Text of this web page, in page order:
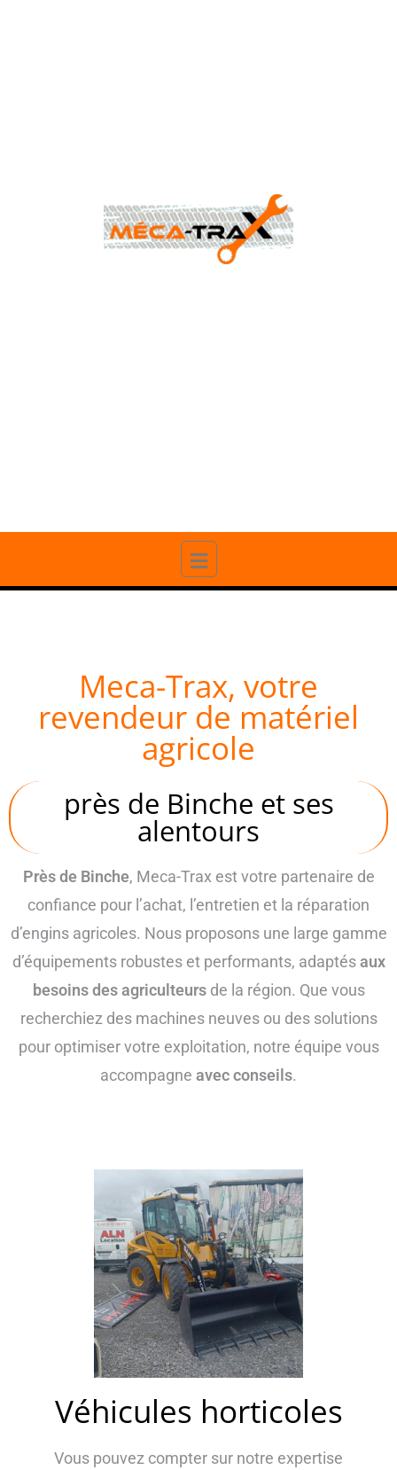
Meca-Trax, votre
revendeur de matériel
agricole
près de Binche et ses
alentours
Près de Binche, Meca-Trax est votre partenaire de
confiance pour l’achat, l’entretien et la réparation
d’engins agricoles. Nous proposons une large gamme
d’équipements robustes et performants, adaptésaux
besoins des agriculteursde la région. Que vous
recherchiez des machines neuves ou des solutions
pour optimiser votre exploitation, notre équipe vous
accompagne avec conseils.
Véhicules horticoles
Vous pouvez compter sur notre expertise